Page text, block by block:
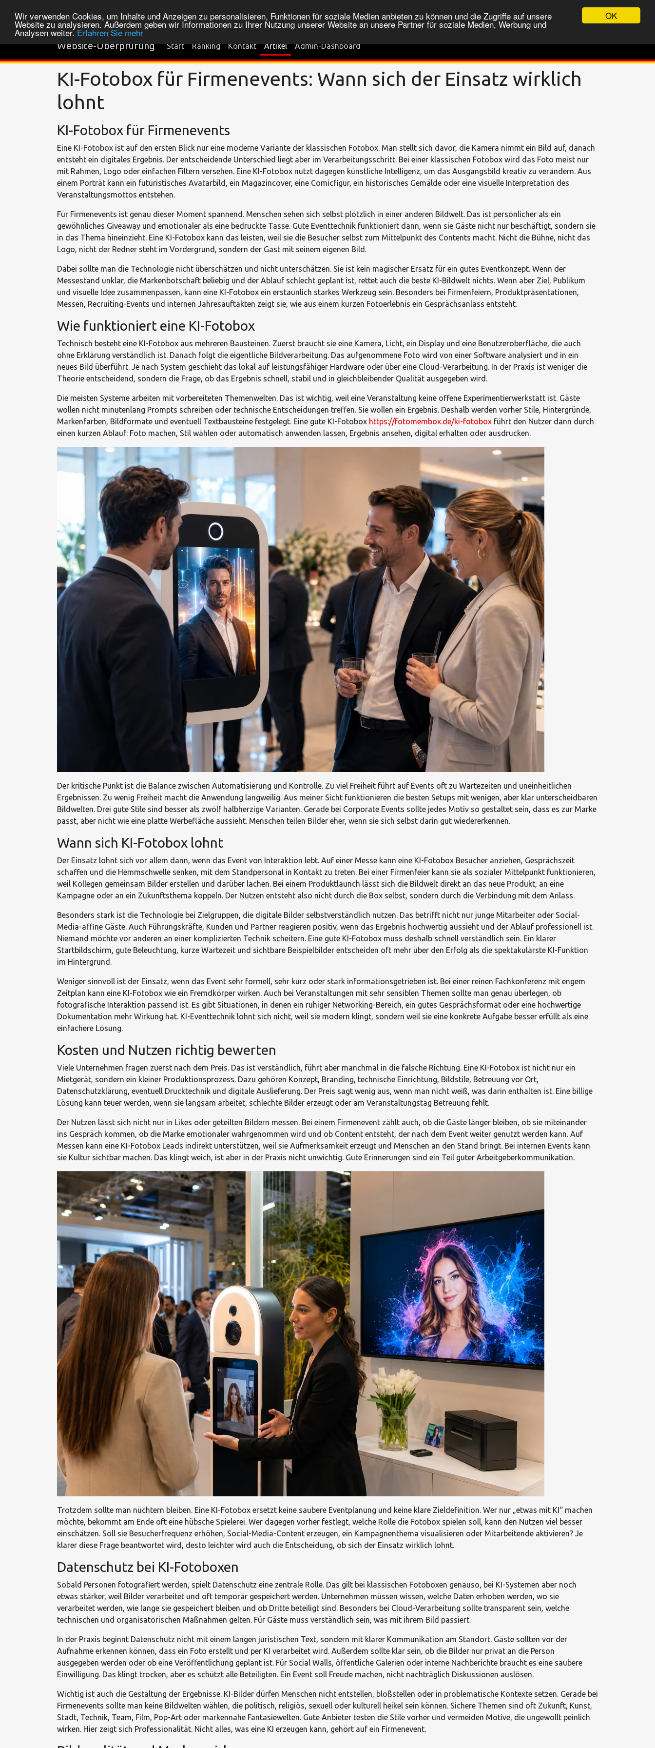
OK
Wir verwenden Cookies, um Inhalte und Anzeigen zu personalisieren, Funktionen für soziale Medien anbieten zu können und die Zugriffe auf unsere
Website zu analysieren. Außerdem geben wir Informationen zu Ihrer Nutzung unserer Website an unsere Partner für soziale Medien, Werbung und
Analysen weiter. Erfahren Sie mehr
Website-Überprüfung Start Ranking Kontakt Artikel Admin-Dashboard
KI-Fotobox für Firmenevents: Wann sich der Einsatz wirklich
lohnt
KI-Fotobox für Firmenevents
Eine KI-Fotobox ist auf den ersten Blick nur eine moderne Variante der klassischen Fotobox. Man stellt sich davor, die Kamera nimmt ein Bild auf, danach
entsteht ein digitales Ergebnis. Der entscheidende Unterschied liegt aber im Verarbeitungsschritt. Bei einer klassischen Fotobox wird das Foto meist nur
mit Rahmen, Logo oder einfachen Filtern versehen. Eine KI-Fotobox nutzt dagegen künstliche Intelligenz, um das Ausgangsbild kreativ zu verändern. Aus
einem Porträt kann ein futuristisches Avatarbild, ein Magazincover, eine Comicfigur, ein historisches Gemälde oder eine visuelle Interpretation des
Veranstaltungsmottos entstehen.
Für Firmenevents ist genau dieser Moment spannend. Menschen sehen sich selbst plötzlich in einer anderen Bildwelt. Das ist persönlicher als ein
gewöhnliches Giveaway und emotionaler als eine bedruckte Tasse. Gute Eventtechnik funktioniert dann, wenn sie Gäste nicht nur beschäftigt, sondern sie
in das Thema hineinzieht. Eine KI-Fotobox kann das leisten, weil sie die Besucher selbst zum Mittelpunkt des Contents macht. Nicht die Bühne, nicht das
Logo, nicht der Redner steht im Vordergrund, sondern der Gast mit seinem eigenen Bild.
Dabei sollte man die Technologie nicht überschätzen und nicht unterschätzen. Sie ist kein magischer Ersatz für ein gutes Eventkonzept. Wenn der
Messestand unklar, die Markenbotschaft beliebig und der Ablauf schlecht geplant ist, rettet auch die beste KI-Bildwelt nichts. Wenn aber Ziel, Publikum
und visuelle Idee zusammenpassen, kann eine KI-Fotobox ein erstaunlich starkes Werkzeug sein. Besonders bei Firmenfeiern, Produktpräsentationen,
Messen, Recruiting-Events und internen Jahresauftakten zeigt sie, wie aus einem kurzen Fotoerlebnis ein Gesprächsanlass entsteht.
Wie funktioniert eine KI-Fotobox
Technisch besteht eine KI-Fotobox aus mehreren Bausteinen. Zuerst braucht sie eine Kamera, Licht, ein Display und eine Benutzeroberfläche, die auch
ohne Erklärung verständlich ist. Danach folgt die eigentliche Bildverarbeitung. Das aufgenommene Foto wird von einer Software analysiert und in ein
neues Bild überführt. Je nach System geschieht das lokal auf leistungsfähiger Hardware oder über eine Cloud-Verarbeitung. In der Praxis ist weniger die
Theorie entscheidend, sondern die Frage, ob das Ergebnis schnell, stabil und in gleichbleibender Qualität ausgegeben wird.
Die meisten Systeme arbeiten mit vorbereiteten Themenwelten. Das ist wichtig, weil eine Veranstaltung keine offene Experimentierwerkstatt ist. Gäste
wollen nicht minutenlang Prompts schreiben oder technische Entscheidungen treffen. Sie wollen ein Ergebnis. Deshalb werden vorher Stile, Hintergründe,
Markenfarben, Bildformate und eventuell Textbausteine festgelegt. Eine gute KI-Fotobox https://fotomembox.de/ki-fotobox führt den Nutzer dann durch
einen kurzen Ablauf: Foto machen, Stil wählen oder automatisch anwenden lassen, Ergebnis ansehen, digital erhalten oder ausdrucken.
Der kritische Punkt ist die Balance zwischen Automatisierung und Kontrolle. Zu viel Freiheit führt auf Events oft zu Wartezeiten und uneinheitlichen
Ergebnissen. Zu wenig Freiheit macht die Anwendung langweilig. Aus meiner Sicht funktionieren die besten Setups mit wenigen, aber klar unterscheidbaren
Bildwelten. Drei gute Stile sind besser als zwölf halbherzige Varianten. Gerade bei Corporate Events sollte jedes Motiv so gestaltet sein, dass es zur Marke
passt, aber nicht wie eine platte Werbefläche aussieht. Menschen teilen Bilder eher, wenn sie sich selbst darin gut wiedererkennen.
Wann sich KI-Fotobox lohnt
Der Einsatz lohnt sich vor allem dann, wenn das Event von Interaktion lebt. Auf einer Messe kann eine KI-Fotobox Besucher anziehen, Gesprächszeit
schaffen und die Hemmschwelle senken, mit dem Standpersonal in Kontakt zu treten. Bei einer Firmenfeier kann sie als sozialer Mittelpunkt funktionieren,
weil Kollegen gemeinsam Bilder erstellen und darüber lachen. Bei einem Produktlaunch lässt sich die Bildwelt direkt an das neue Produkt, an eine
Kampagne oder an ein Zukunftsthema koppeln. Der Nutzen entsteht also nicht durch die Box selbst, sondern durch die Verbindung mit dem Anlass.
Besonders stark ist die Technologie bei Zielgruppen, die digitale Bilder selbstverständlich nutzen. Das betrifft nicht nur junge Mitarbeiter oder Social-
Media-affine Gäste. Auch Führungskräfte, Kunden und Partner reagieren positiv, wenn das Ergebnis hochwertig aussieht und der Ablauf professionell ist.
Niemand möchte vor anderen an einer komplizierten Technik scheitern. Eine gute KI-Fotobox muss deshalb schnell verständlich sein. Ein klarer
Startbildschirm, gute Beleuchtung, kurze Wartezeit und sichtbare Beispielbilder entscheiden oft mehr über den Erfolg als die spektakulärste KI-Funktion
im Hintergrund.
Weniger sinnvoll ist der Einsatz, wenn das Event sehr formell, sehr kurz oder stark informationsgetrieben ist. Bei einer reinen Fachkonferenz mit engem
Zeitplan kann eine KI-Fotobox wie ein Fremdkörper wirken. Auch bei Veranstaltungen mit sehr sensiblen Themen sollte man genau überlegen, ob
fotografische Interaktion passend ist. Es gibt Situationen, in denen ein ruhiger Networking-Bereich, ein gutes Gesprächsformat oder eine hochwertige
Dokumentation mehr Wirkung hat. KI-Eventtechnik lohnt sich nicht, weil sie modern klingt, sondern weil sie eine konkrete Aufgabe besser erfüllt als eine
einfachere Lösung.
Kosten und Nutzen richtig bewerten
Viele Unternehmen fragen zuerst nach dem Preis. Das ist verständlich, führt aber manchmal in die falsche Richtung. Eine KI-Fotobox ist nicht nur ein
Mietgerät, sondern ein kleiner Produktionsprozess. Dazu gehören Konzept, Branding, technische Einrichtung, Bildstile, Betreuung vor Ort,
Datenschutzklärung, eventuell Drucktechnik und digitale Auslieferung. Der Preis sagt wenig aus, wenn man nicht weiß, was darin enthalten ist. Eine billige
Lösung kann teuer werden, wenn sie langsam arbeitet, schlechte Bilder erzeugt oder am Veranstaltungstag Betreuung fehlt.
Der Nutzen lässt sich nicht nur in Likes oder geteilten Bildern messen. Bei einem Firmenevent zählt auch, ob die Gäste länger bleiben, ob sie miteinander
ins Gespräch kommen, ob die Marke emotionaler wahrgenommen wird und ob Content entsteht, der nach dem Event weiter genutzt werden kann. Auf
Messen kann eine KI-Fotobox Leads indirekt unterstützen, weil sie Aufmerksamkeit erzeugt und Menschen an den Stand bringt. Bei internen Events kann
sie Kultur sichtbar machen. Das klingt weich, ist aber in der Praxis nicht unwichtig. Gute Erinnerungen sind ein Teil guter Arbeitgeberkommunikation.
Trotzdem sollte man nüchtern bleiben. Eine KI-Fotobox ersetzt keine saubere Eventplanung und keine klare Zieldefinition. Wer nur „etwas mit KI“ machen
möchte, bekommt am Ende oft eine hübsche Spielerei. Wer dagegen vorher festlegt, welche Rolle die Fotobox spielen soll, kann den Nutzen viel besser
einschätzen. Soll sie Besucherfrequenz erhöhen, Social-Media-Content erzeugen, ein Kampagnenthema visualisieren oder Mitarbeitende aktivieren? Je
klarer diese Frage beantwortet wird, desto leichter wird auch die Entscheidung, ob sich der Einsatz wirklich lohnt.
Datenschutz bei KI-Fotoboxen
Sobald Personen fotografiert werden, spielt Datenschutz eine zentrale Rolle. Das gilt bei klassischen Fotoboxen genauso, bei KI-Systemen aber noch
etwas stärker, weil Bilder verarbeitet und oft temporär gespeichert werden. Unternehmen müssen wissen, welche Daten erhoben werden, wo sie
verarbeitet werden, wie lange sie gespeichert bleiben und ob Dritte beteiligt sind. Besonders bei Cloud-Verarbeitung sollte transparent sein, welche
technischen und organisatorischen Maßnahmen gelten. Für Gäste muss verständlich sein, was mit ihrem Bild passiert.
In der Praxis beginnt Datenschutz nicht mit einem langen juristischen Text, sondern mit klarer Kommunikation am Standort. Gäste sollten vor der
Aufnahme erkennen können, dass ein Foto erstellt und per KI verarbeitet wird. Außerdem sollte klar sein, ob die Bilder nur privat an die Person
ausgegeben werden oder ob eine Veröffentlichung geplant ist. Für Social Walls, öffentliche Galerien oder interne Nachberichte braucht es eine saubere
Einwilligung. Das klingt trocken, aber es schützt alle Beteiligten. Ein Event soll Freude machen, nicht nachträglich Diskussionen auslösen.
Wichtig ist auch die Gestaltung der Ergebnisse. KI-Bilder dürfen Menschen nicht entstellen, bloßstellen oder in problematische Kontexte setzen. Gerade bei
Firmenevents sollte man keine Bildwelten wählen, die politisch, religiös, sexuell oder kulturell heikel sein können. Sichere Themen sind oft Zukunft, Kunst,
Stadt, Technik, Team, Film, Pop-Art oder markennahe Fantasiewelten. Gute Anbieter testen die Stile vorher und vermeiden Motive, die ungewollt peinlich
wirken. Hier zeigt sich Professionalität. Nicht alles, was eine KI erzeugen kann, gehört auf ein Firmenevent.